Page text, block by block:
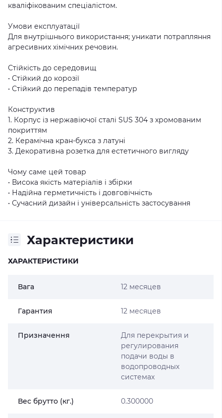
кваліфікованим спеціалістом.
Умови експлуатації
Для внутрішнього використання; уникати потрапляння
агресивних хімічних речовин.
Стійкість до середовищ
• Стійкий до корозії
• Стійкий до перепадів температур
Конструктив
1. Корпус із нержавіючої сталі SUS 304 з хромованим
покриттям
2. Керамічна кран-букса з латуні
3. Декоративна розетка для естетичного вигляду
Чому саме цей товар
• Висока якість матеріалів і збірки
• Надійна герметичність і довговічність
• Сучасний дизайн і універсальність застосування
Характеристики
ХАРАКТЕРИСТИКИ
Вага 12 месяцев
Гарантия 12 месяцев
Призначення
Для перекрытия и
регулирования
подачи воды в
водопроводных
системах
Вес брутто (кг.) 0.300000